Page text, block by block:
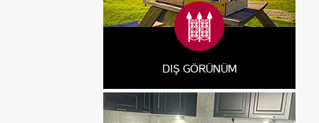
DIŞ GÖRÜNÜM